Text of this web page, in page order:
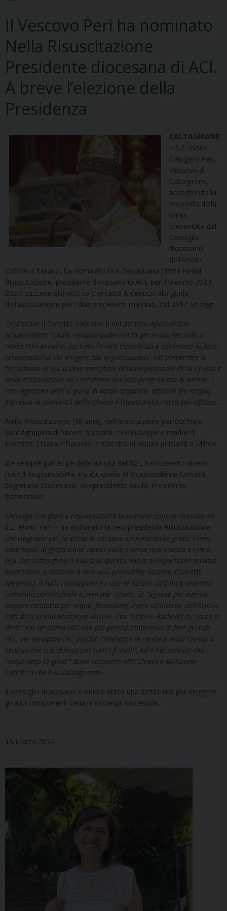
Il Vescovo Peri ha nominato
Nella Risuscitazione
Presidente diocesana di ACI.
A breve l’elezione della
Presidenza
CALTAGIRONE
– S.E. mons.
Calogero Peri,
Vescovo di
Caltagirone,
accogliendo la
proposta della
terna
presentata dal
Consiglio
diocesano
dell’Azione
Cattolica Italiana, ha nominato l’ins. Sebastiana (detta Nella)
Risuscitazione, presidente diocesana di ACI, per il triennio 2024-
2027: succede alla dott.sa Concetta Antenucci alla guida
dell’associazione per i due precedenti mandati, dal 2017 ad oggi.
Così scrive il Concilio Vaticano II nel decreto Apostolicam
Actuositatem “I laici, collaborando con la gerarchia secondo il
modo loro proprio, portano la loro esperienza e assumono la loro
responsabilità nel dirigere tali organizzazioni, nel ponderare le
circostanze in cui si deve esercitare l’azione pastorale della Chiesa e
nella elaborazione ed esecuzione del loro programma di azione. I
laici agiscono uniti a guisa di corpo organico, affinché sia meglio
espressa la comunità della Chiesa e l’apostolato riesca più efficace”.
Nella Risuscitazione (48 anni), dell’associazione parrocchiale
Sant’Agrippina di Mineo, sposata con Giuseppe e madre di
Lorenzo, Chiara e Daniele, è maestra di scuola primaria a Mineo.
Da sempre partecipe delle attività dell’ACI, ha ricoperto diversi
ruoli di responsabilità, tra cui quello di Vicepresidente Giovani,
Segretaria Diocesana, Vicepresidente Adulti, Presidente
Parrocchiale.
«Accolgo con gioia e responsabilità la nomina appena ricevuta da
S.E. Mons. Peri – ha dichiarato la neo-presidente Risuscitazione –
che ringrazio per la stima di cui sono enormemente grata; i miei
sentimenti di gratitudine vanno inoltre verso mio marito e i miei
figli che sostengono il mio sì in questo nuovo e importante servizio
associativo, e assieme a loro alla presidente uscente, Concetta
Antenucci, a tutti i consiglieri e i soci di Azione Cattolica, alla mia
comunità parrocchiale e, non per ultimo, al Signore per avermi
sempre condotta per mano, facendomi vivere all’interno dell’Azione
Cattolica la mia vocazione laicale. Con Vittorio Bachelet mi sento di
dire: “noi serviamo l’AC non poi perché c’interessa di fare grande
l’AC, noi serviamo l’AC perché c’interessa di rendere nella Chiesa il
servizio che ci è chiesto per tutti i fratelli”, ed è nel servizio che
“scopriamo la gioia”! Buon cammino alla Chiesa e all’Azione
Cattolica che è in Caltagirone».
Il consiglio diocesano si riunirà entro una settimana per eleggere
gli altri componenti della presidenza diocesana.
15 Marzo 2024